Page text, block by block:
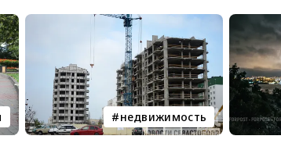
недвижимость